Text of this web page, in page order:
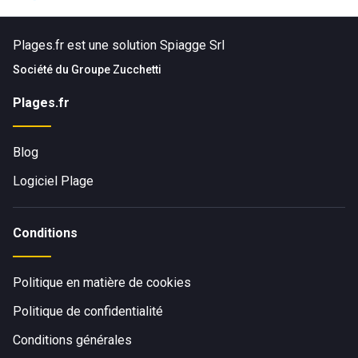
Infrastructures pour l'organisation d'évènements
professionnels ou privés
Espace dédié aux divertissements pour les plus jeunes
Piscine privée pour une détente absolue
Explorez un univers différent à La Maison Blanche à Vaux
sur Mer !
Plages.fr est une solution Spiagge Srl
Société du Groupe Zucchetti
Plages.fr
Blog
Logiciel Plage
Conditions
Politique en matière de cookies
Politique de confidentialité
Conditions générales